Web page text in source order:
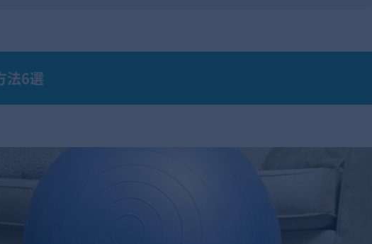
法6選